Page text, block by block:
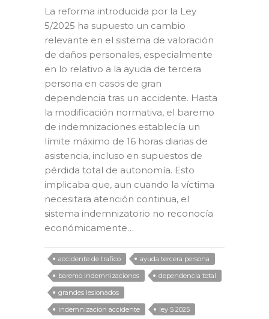
La reforma introducida por la Ley
5/2025 ha supuesto un cambio
relevante en el sistema de valoración
de daños personales, especialmente
en lo relativo a la ayuda de tercera
persona en casos de gran
dependencia tras un accidente. Hasta
la modificación normativa, el baremo
de indemnizaciones establecía un
límite máximo de 16 horas diarias de
asistencia, incluso en supuestos de
pérdida total de autonomía. Esto
implicaba que, aun cuando la víctima
necesitara atención continua, el
sistema indemnizatorio no reconocía
económicamente…
accidente de trafico
ayuda tercera persona
baremo indemnizaciones
dependencia total
grandes lesionados
indemnizacion accidente
ley 5 2025